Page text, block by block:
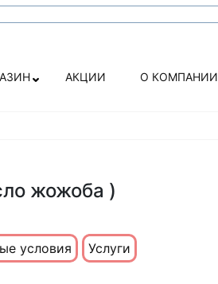
АКЦИИ О КОМПАНИИ
жожоба )
условия Услуги